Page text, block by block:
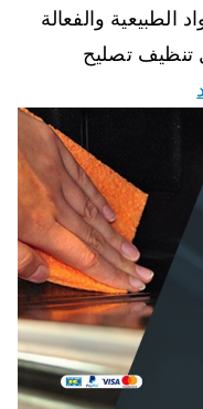
الطبيعية والفعالة
تنظيف تصليح